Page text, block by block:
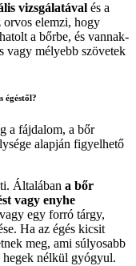
vizsgálatával és a
elemzi, hogy
a bőrbe, és vannak-
vagy mélyebb szövetek
égéstől?
a fájdalom, a bőr
alapján figyelhető
Általában a bőr
vagy enyhe
egy forró tárgy,
Ha az égés kicsit
meg, ami súlyosabb
hegek nélkül gyógyul.